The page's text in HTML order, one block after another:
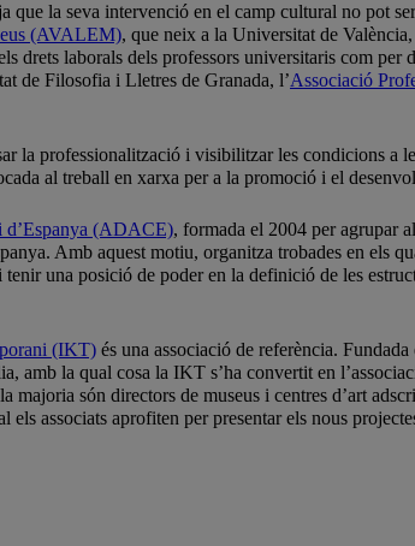
la seva intervenció en el camp cultural no pot
(AVALEM), que neix a la Universitat de
laborals dels professors universitaris com per
de Filosofia i Lletres de Granada, l’Associació
la professionalització i visibilitzar les condicions a
al treball en xarxa per a la promoció i el
d’Espanya (ADACE), formada el 2004 per agrupar
Amb aquest motiu, organitza trobades en els
una posició de poder en la definició de les
(IKT) és una associació de referència.
amb la qual cosa la IKT s’ha convertit en
són directors de museus i centres d’art
associats aprofiten per presentar els nous